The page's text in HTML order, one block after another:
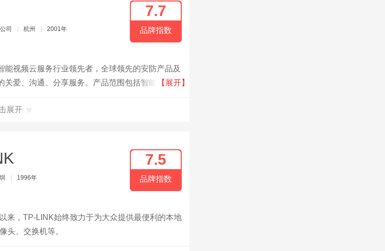
司 杭州 2001年
7.7
品牌指数
能视频云服务行业领先者，全球领先的安防产品及
爱、沟通、分享服务。产品范围包括智能设备、
【展开】
展开
1996年
7.5
品牌指数
来，TP-LINK始终致力于为大众提供最便利的本地
头、交换机等。